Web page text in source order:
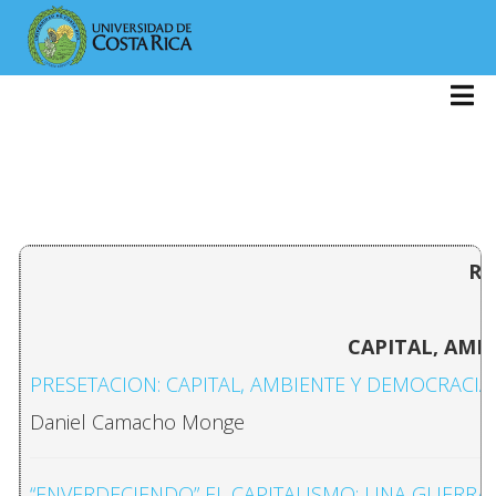
CAPITAL,
PRESETACION: CAPITAL, AMBIENTE Y DEMOCRACIA
Daniel Camacho Monge